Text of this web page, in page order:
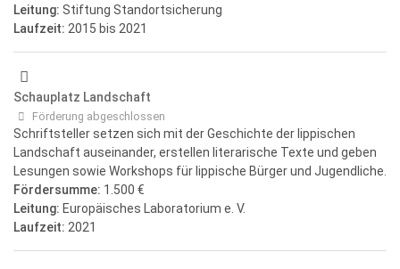
Leitung: Stiftung Standortsicherung
Laufzeit: 2015 bis 2021
Schauplatz Landschaft
Förderung abgeschlossen
Schriftsteller setzen sich mit der Geschichte der lippischen
Landschaft auseinander, erstellen literarische Texte und geben
Lesungen sowie Workshops für lippische Bürger und Jugendliche.
Fördersumme: 1.500 €
Leitung: Europäisches Laboratorium e. V.
Laufzeit: 2021